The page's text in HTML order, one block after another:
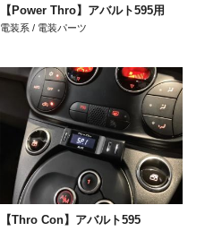
【Power Thro】アバルト595用
電装系 / 電装パーツ
【Thro Con】アバルト595